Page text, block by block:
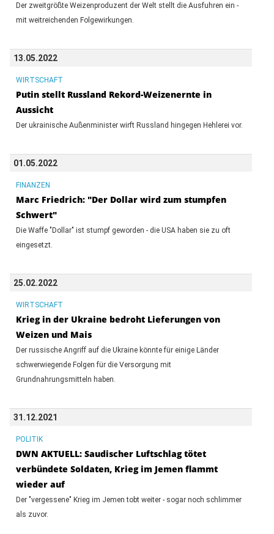
Der zweitgrößte Weizenproduzent der Welt stellt die Ausfuhren ein -
mit weitreichenden Folgewirkungen.
13.05.2022
WIRTSCHAFT
Putin stellt Russland Rekord-Weizenernte in
Aussicht
Der ukrainische Außenminister wirft Russland hingegen Hehlerei vor.
01.05.2022
FINANZEN
Marc Friedrich: "Der Dollar wird zum stumpfen
Schwert"
Die Waffe "Dollar" ist stumpf geworden - die USA haben sie zu oft
eingesetzt.
25.02.2022
WIRTSCHAFT
Krieg in der Ukraine bedroht Lieferungen von
Weizen und Mais
Der russische Angriff auf die Ukraine könnte für einige Länder
schwerwiegende Folgen für die Versorgung mit
Grundnahrungsmitteln haben.
31.12.2021
POLITIK
DWN AKTUELL: Saudischer Luftschlag tötet
verbündete Soldaten, Krieg im Jemen flammt
wieder auf
Der "vergessene" Krieg im Jemen tobt weiter - sogar noch schlimmer
als zuvor.